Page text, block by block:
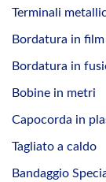
Terminali
Bordatura in
Bordatura in
Bobine in metri
Capocorda in
Tagliato a caldo
Bandaggio